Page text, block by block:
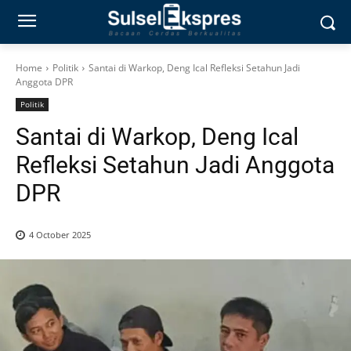
Home Politik
Santai di Warkop, Deng Ical Refleksi Setahun Jadi
Anggota DPR
Politik
Santai di Warkop, Deng Ical
Refleksi Setahun Jadi Anggota
DPR
4 October 2025